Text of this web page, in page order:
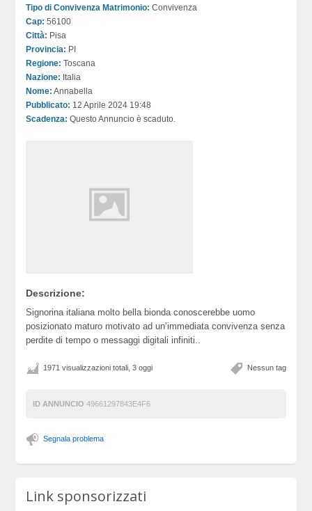
Tipo di Convivenza Matrimonio: Convivenza
Cap: 56100
Città: Pisa
Provincia: PI
Regione: Toscana
Nazione: Italia
Nome: Annabella
Pubblicato: 12 Aprile 2024 19:48
Scadenza: Questo Annuncio è scaduto.
Descrizione:
Signorina italiana molto bella bionda conoscerebbe uomo
posizionato maturo motivato ad un’immediata convivenza senza
perdite di tempo o messaggi digitali infiniti..
Nessun tag
1971 visualizzazioni totali, 3 oggi
ID ANNUNCIO 49661297843E4F6
Segnala problema
Link sponsorizzati